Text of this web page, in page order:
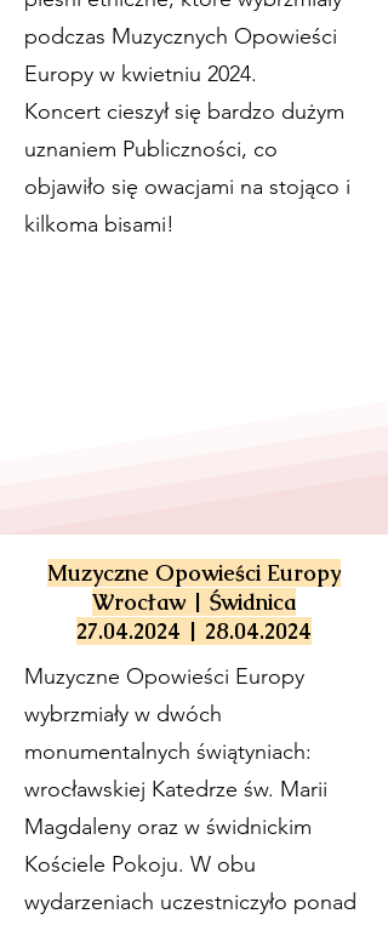
podczas Muzycznych Opowieści
Europy w kwietniu 2024.
Koncert cieszył się bardzo dużym
uznaniem Publiczności, co
objawiło się owacjami na stojąco i
kilkoma bisami!
Muzyczne Opowieści Europy
Wrocław | Świdnica
27.04.2024 | 28.04.2024
Muzyczne Opowieści Europy
wybrzmiały w dwóch
monumentalnych świątyniach:
wrocławskiej Katedrze św. Marii
Magdaleny oraz w świdnickim
Kościele Pokoju. W obu
wydarzeniach uczestniczyło ponad